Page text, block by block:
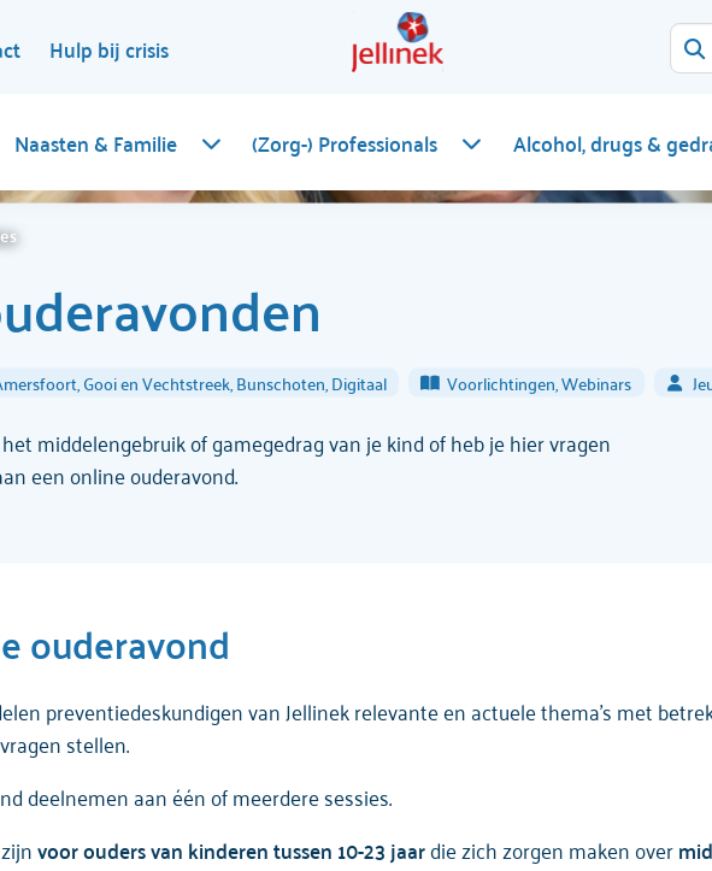
Hulp bij crisis
Naasten & Familie (Zorg-) Professionals Alcohol, drugs &
Gooi en Vechtstreek, Bunschoten, Digitaal Voorlichtingen, Webinars
middelengebruik of gamegedrag van je kind of heb je hier vragen
een online ouderavond.
ouderavond
preventiedeskundigen van Jellinek relevante en actuele thema's met
stellen.
deelnemen aan één of meerdere sessies.
voor ouders van kinderen tussen 10-23 jaardie zich zorgen maken over